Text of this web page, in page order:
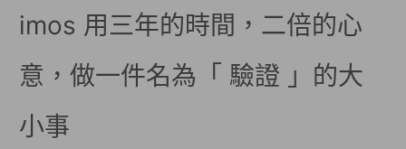
imos 用三年的時間，二倍的心
意，做一件名為「 驗證 」的大
小事